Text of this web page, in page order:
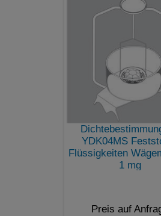
YDK04MS
Flüssigkeiten
1 mg
Preis auf